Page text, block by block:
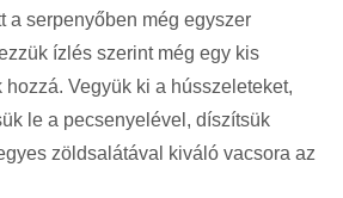
a serpenyőben még egyszer
ízlés szerint még egy kis
Vegyük ki a hússzeleteket,
le a pecsenyelével, díszítsük
zöldsalátával kiváló vacsora az